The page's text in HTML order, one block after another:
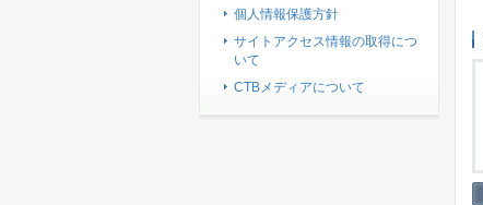
個人情報保護方針
サイトアクセス情報の取得につ
いて
CTBメディアについて